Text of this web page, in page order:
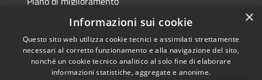
Accessibilità
Copyright © 2026 • Comune di
Cascina • Powered by
×
Informazioni sui cookie
Questo sito web utilizza cookie tecnici e assimilati strettamente
necessari al corretto funzionamento e alla navigazione del sito,
nonché un cookie tecnico analitico al solo fine di elaborare
informazioni statistiche, aggregate e anonime.